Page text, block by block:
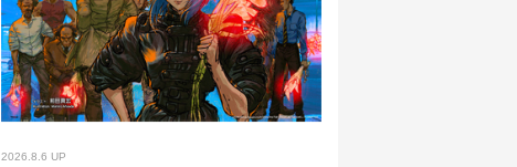
2026.8.6 UP